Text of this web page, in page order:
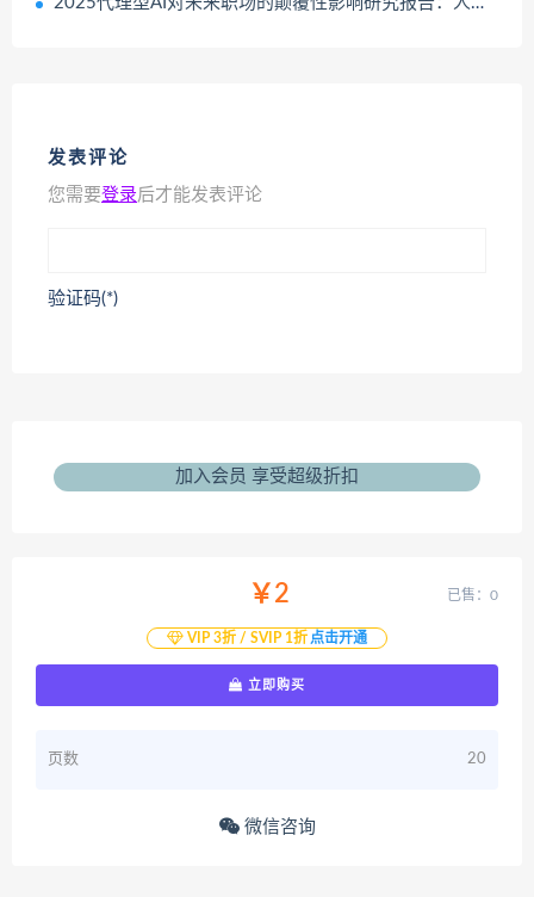
发表评论
您需要登录后才能发表评论
验证码(*)
加入会员 享受超级折扣
￥2
VIP 3折 / SVIP 1折 点击开通
已售：0
立即购买
页数 20
微信咨询